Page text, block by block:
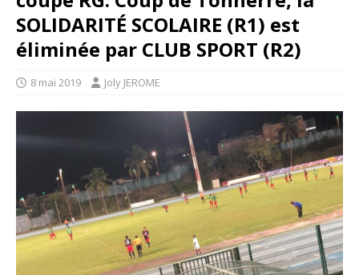
SOLIDARITÉ SCOLAIRE (R1) est
éliminée par CLUB SPORT (R2)
8 mai 2019 Joly JEROME